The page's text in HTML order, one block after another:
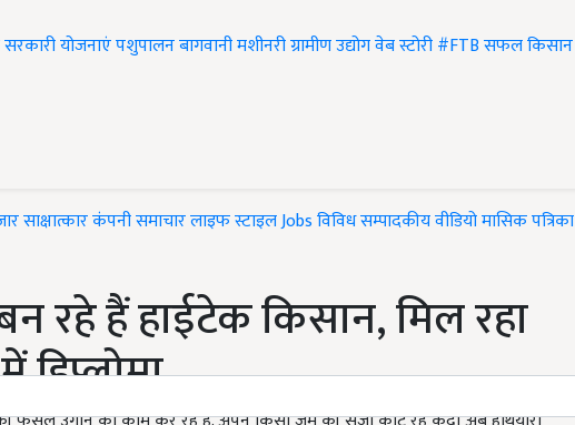
सरकारी योजनाएंपशुपालनबागवानीमशीनरीग्रामीण उद्योगवेब स्टोरी#FTBसफल किसान
साक्षात्कारकंपनी समाचारलाइफ स्टाइलJobsविविधसम्पादकीयवीडियोमासिक पत्रिका
रहे हैं हाईटेक किसान, मिल रहा